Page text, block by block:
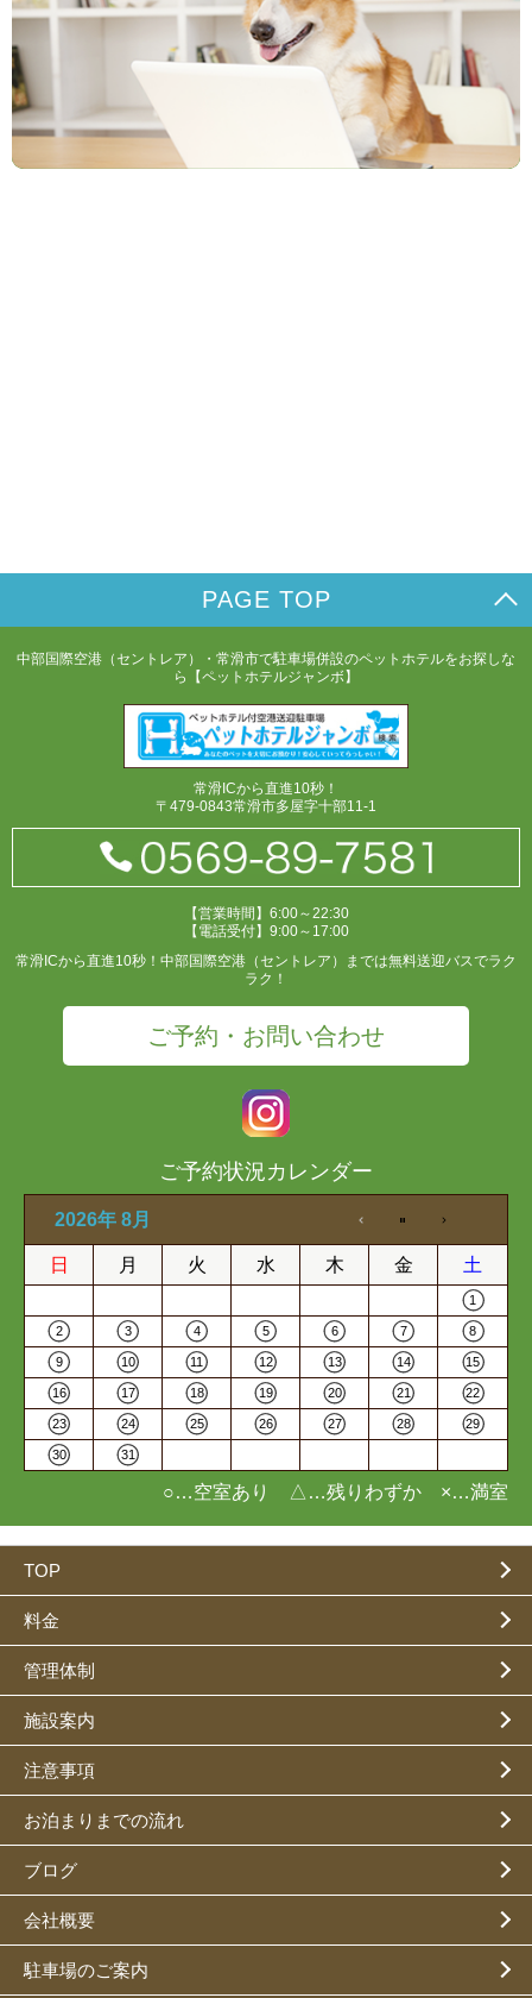
PAGE TOP
中部国際空港（セントレア）・常滑市で駐車場併設のペットホテルをお探しな
ら【ペットホテルジャンボ】
常滑ICから直進10秒！
〒479-0843常滑市多屋字十部11-1
【営業時間】6:00～22:30
【電話受付】9:00～17:00
常滑ICから直進10秒！中部国際空港（セントレア）までは無料送迎バスでラク
ラク！
ご予約・お問い合わせ
ご予約状況カレンダー
2026年 8月
日 月 火 水 木 金 土
1
2 3 4 5 6 7 8
9 10 11 12 13 14 15
16 17 18 19 20 21 22
23 24 25 26 27 28 29
30 31
○…空室あり △…残りわずか ×…満室
TOP
料金
管理体制
施設案内
注意事項
お泊まりまでの流れ
ブログ
会社概要
駐車場のご案内